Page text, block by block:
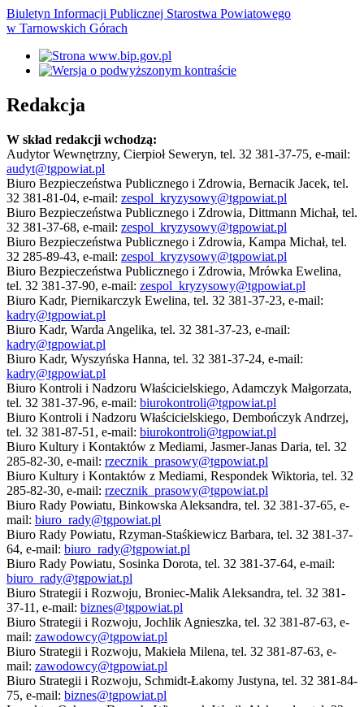
Biuletyn Informacji Publicznej Starostwa Powiatowego
w Tarnowskich Górach
Redakcja
W skład redakcji wchodzą:
Audytor Wewnętrzny, Cierpioł Seweryn, tel. 32 381-37-75, e-mail:
audyt@tgpowiat.pl
Biuro Bezpieczeństwa Publicznego i Zdrowia, Bernacik Jacek, tel.
32 381-81-04, e-mail: zespol_kryzysowy@tgpowiat.pl
Biuro Bezpieczeństwa Publicznego i Zdrowia, Dittmann Michał, tel.
32 381-37-68, e-mail: zespol_kryzysowy@tgpowiat.pl
Biuro Bezpieczeństwa Publicznego i Zdrowia, Kampa Michał, tel.
32 285-89-43, e-mail: zespol_kryzysowy@tgpowiat.pl
Biuro Bezpieczeństwa Publicznego i Zdrowia, Mrówka Ewelina,
tel. 32 381-37-90, e-mail: zespol_kryzysowy@tgpowiat.pl
Biuro Kadr, Piernikarczyk Ewelina, tel. 32 381-37-23, e-mail:
kadry@tgpowiat.pl
Biuro Kadr, Warda Angelika, tel. 32 381-37-23, e-mail:
kadry@tgpowiat.pl
Biuro Kadr, Wyszyńska Hanna, tel. 32 381-37-24, e-mail:
kadry@tgpowiat.pl
Biuro Kontroli i Nadzoru Właścicielskiego, Adamczyk Małgorzata,
tel. 32 381-37-96, e-mail: biurokontroli@tgpowiat.pl
Biuro Kontroli i Nadzoru Właścicielskiego, Dembończyk Andrzej,
tel. 32 381-87-51, e-mail: biurokontroli@tgpowiat.pl
Biuro Kultury i Kontaktów z Mediami, Jasmer-Janas Daria, tel. 32
285-82-30, e-mail: rzecznik_prasowy@tgpowiat.pl
Biuro Kultury i Kontaktów z Mediami, Respondek Wiktoria, tel. 32
285-82-30, e-mail: rzecznik_prasowy@tgpowiat.pl
Biuro Rady Powiatu, Binkowska Aleksandra, tel. 32 381-37-65, e-
mail: biuro_rady@tgpowiat.pl
Biuro Rady Powiatu, Rzyman-Staśkiewicz Barbara, tel. 32 381-37-
64, e-mail: biuro_rady@tgpowiat.pl
Biuro Rady Powiatu, Sosinka Dorota, tel. 32 381-37-64, e-mail:
biuro_rady@tgpowiat.pl
Biuro Strategii i Rozwoju, Broniec-Malik Aleksandra, tel. 32 381-
37-11, e-mail: biznes@tgpowiat.pl
Biuro Strategii i Rozwoju, Jochlik Agnieszka, tel. 32 381-87-63, e-
mail: zawodowcy@tgpowiat.pl
Biuro Strategii i Rozwoju, Makieła Milena, tel. 32 381-87-63, e-
mail: zawodowcy@tgpowiat.pl
Biuro Strategii i Rozwoju, Schmidt-Łakomy Justyna, tel. 32 381-84-
75, e-mail: biznes@tgpowiat.pl